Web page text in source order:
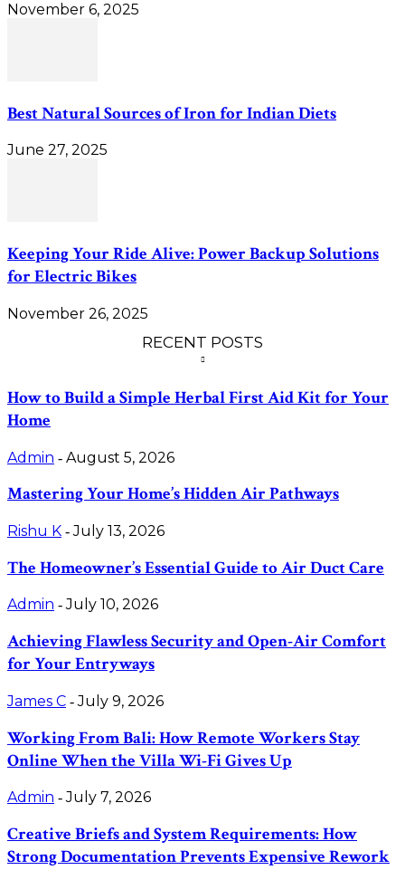
November 6, 2025
Best Natural Sources of Iron for Indian Diets
June 27, 2025
Keeping Your Ride Alive: Power Backup Solutions
for Electric Bikes
November 26, 2025
RECENT POSTS
How to Build a Simple Herbal First Aid Kit for Your
Home
Admin - August 5, 2026
Mastering Your Home’s Hidden Air Pathways
Rishu K - July 13, 2026
The Homeowner’s Essential Guide to Air Duct Care
Admin - July 10, 2026
Achieving Flawless Security and Open-Air Comfort
for Your Entryways
James C - July 9, 2026
Working From Bali: How Remote Workers Stay
Online When the Villa Wi-Fi Gives Up
Admin - July 7, 2026
Creative Briefs and System Requirements: How
Strong Documentation Prevents Expensive Rework